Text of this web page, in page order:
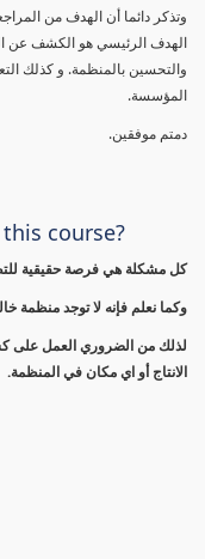
وتذكر دائما أن الهدف من
الهدف الرئيسي هو الكشف عن
والتحسين بالمنظمة. و كذلك
المؤسسة.
دمتم موفقين.
course?
كل مشكلة هي فرصة حقيقية
وكما نعلم فإنه لا توجد منظمة
لذلك من الضروري العمل على
الانتاج أو اي مكان في المنظمة.